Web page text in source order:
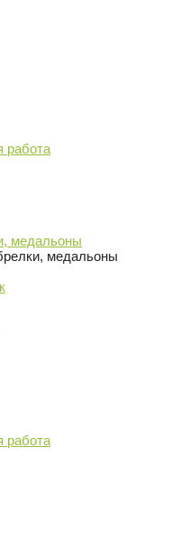
работа
медальоны
медальоны
работа